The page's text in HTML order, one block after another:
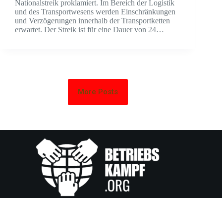
Nationalstreik proklamiert. Im Bereich der Logistik
und des Transportwesens werden Einschränkungen
und Verzögerungen innerhalb der Transportketten
erwartet. Der Streik ist für eine Dauer von 24…
More Posts